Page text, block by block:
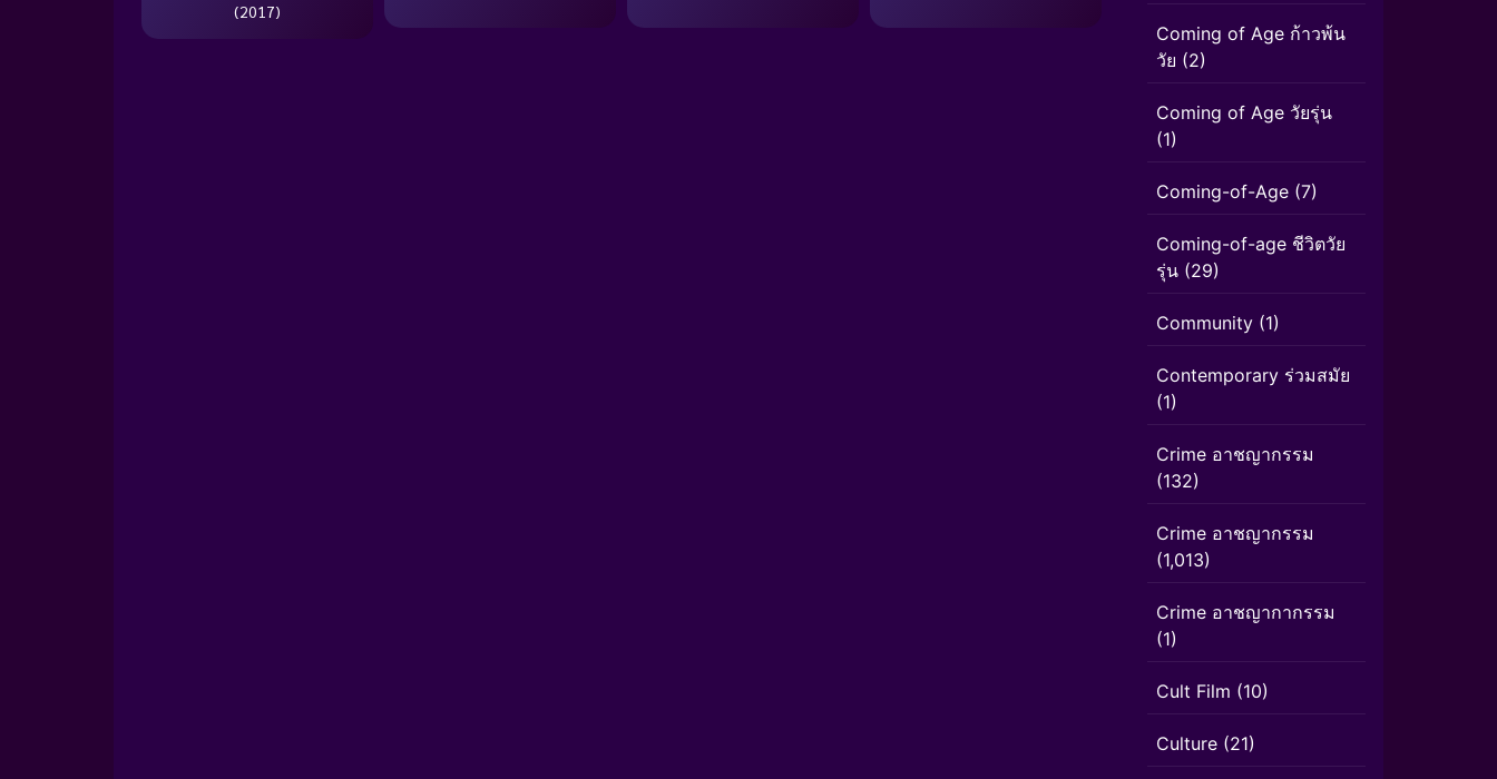
(2017)
Coming of Age ก้าวพ้น
วัย (2)
Coming of Age วัยรุ่น
(1)
Coming-of-Age (7)
Coming-of-age ชีวิตวัย
รุ่น (29)
Community (1)
Contemporary ร่วมสมัย
(1)
Crime อาชญากรรม
(132)
Crime อาชญากรรม
(1,013)
Crime อาชญากากรรม
(1)
Cult Film (10)
Culture (21)